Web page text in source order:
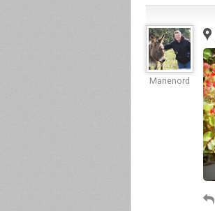
Marienord